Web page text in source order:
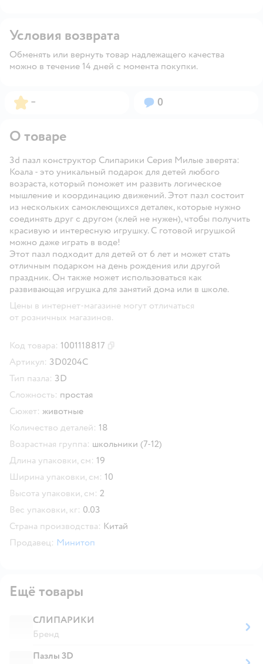
Условия возврата
Обменять или вернуть товар надлежащего качества
можно в течение 14 дней с момента покупки.
Рейтинг:
– Вопросов:
0
О товаре
3d пазл конструктор Слипарики Серия Милые зверята:
Коала - это уникальный подарок для детей любого
возраста, который поможет им развить логическое
мышление и координацию движений. Этот пазл состоит
из нескольких самоклеющихся деталек, которые нужно
соединять друг с другом (клей не нужен), чтобы получить
красивую и интересную игрушку. С готовой игрушкой
можно даже играть в воде!
Этот пазл подходит для детей от 6 лет и может стать
отличным подарком на день рождения или другой
праздник. Он также может использоваться как
развивающая игрушка для занятий дома или в школе.
Цены в интернет-магазине могут отличаться
от розничных магазинов.
Код товара: 1001118817
Артикул: 3D0204C
Тип пазла: 3D
Сложность: простая
Сюжет: животные
Количество деталей: 18
Возрастная группа: школьники (7-12)
Длина упаковки, см: 19
Ширина упаковки, см: 10
Высота упаковки, см: 2
Вес упаковки, кг: 0.03
Страна производства: Китай
Продавец: Минитоп
Ещё товары
СЛИПАРИКИ
Бренд
Пазлы 3D